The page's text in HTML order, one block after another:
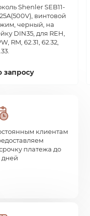
Shenler SEB11-
винтовой
черный, на
DIN35, для REH,
RM, 62.31, 62.32,
запросу
клиентам
платежа до
дней